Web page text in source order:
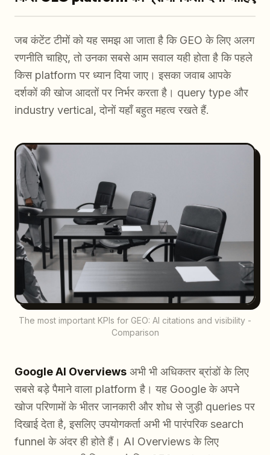
जब कंटेंट टीमों को यह समझ आ जाता है कि GEO के लिए अलग
रणनीति चाहिए, तो उनका सबसे आम सवाल यही होता है कि पहले
किस platform पर ध्यान दिया जाए। इसका जवाब आपके
दर्शकों की खोज आदतों पर निर्भर करता है। query type और
industry vertical, दोनों यहाँ बहुत महत्व रखते हैं.
The most important KPIs for GEO: AI citations and visibility -
Comparison
Google AI Overviews अभी भी अधिकतर ब्रांडों के लिए
सबसे बड़े पैमाने वाला platform है। यह Google के अपने
खोज परिणामों के भीतर जानकारी और शोध से जुड़ी queries पर
दिखाई देता है, इसलिए उपयोगकर्ता अभी भी पारंपरिक search
funnel के अंदर ही होते हैं। AI Overviews के लिए